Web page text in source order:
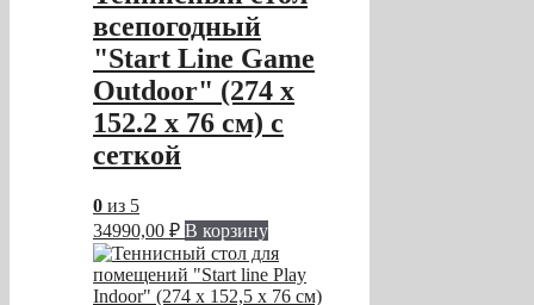
всепогодный
"Start Line Game
Outdoor" (274 х
152.2 х 76 см) с
сеткой
0 из 5
34990,00 ₽ В корзину